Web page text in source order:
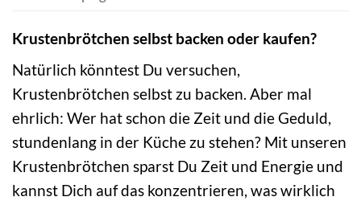
Krustenbrötchen selbst backen oder kaufen?
Natürlich könntest Du versuchen,
Krustenbrötchen selbst zu backen. Aber mal
ehrlich: Wer hat schon die Zeit und die Geduld,
stundenlang in der Küche zu stehen? Mit unseren
Krustenbrötchen sparst Du Zeit und Energie und
kannst Dich auf das konzentrieren, was wirklich